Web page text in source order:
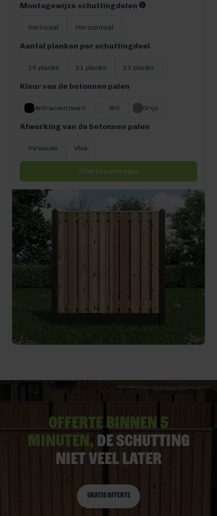
Montagewijze schuttingdelen
Verticaal Horizontaal
Aantal planken per schuttingdeel
19 planks 21 planks 23 planks
Kleur van de betonnen palen
Antraciet(zwart) Wit Grijs
Afwerking van de betonnen palen
Piramide Vlak
Offerte aanvragen
Offerte binnen 5
minuten, De schutting
niet veel later
Gratis offerte